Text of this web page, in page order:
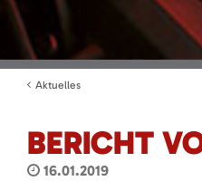
Aktuelles
BERICHT
16.01.2019